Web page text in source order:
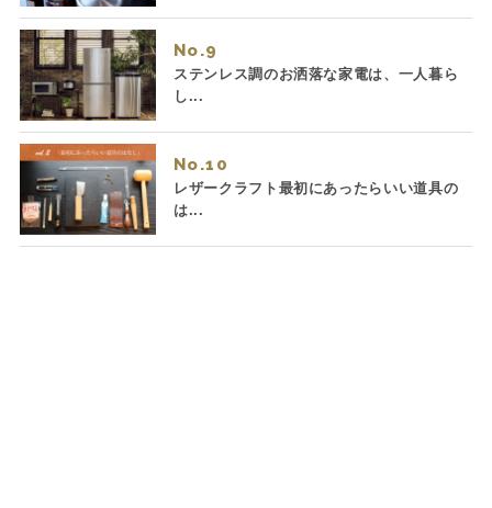
No.
ステンレス調のお洒落な家電は、一人暮ら
し...
No.
レザークラフト最初にあったらいい道具の
は...